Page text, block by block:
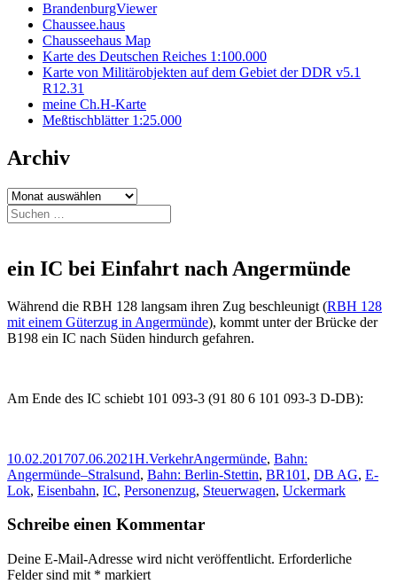
BrandenburgViewer
Chaussee.haus
Chausseehaus Map
Karte des Deutschen Reiches 1:100.000
Karte von Militärobjekten auf dem Gebiet der DDR v5.1
R12.31
meine Ch.H-Karte
Meßtischblätter 1:25.000
Archiv
Archiv
Suchen
nach:
ein IC bei Einfahrt nach Angermünde
Während die RBH 128 langsam ihren Zug beschleunigt (RBH 128
mit einem Güterzug in Angermünde), kommt unter der Brücke der
B198 ein IC nach Süden hindurch gefahren.
Am Ende des IC schiebt 101 093-3 (91 80 6 101 093-3 D-DB):
Veröffentlicht
am
10.02.201707.06.2021Autor
H.Kategorien
VerkehrSchlagwörter
Angermünde, Bahn:
Angermünde–Stralsund, Bahn: Berlin-Stettin, BR101 , DB AG, E-
Lok, Eisenbahn, IC, Personenzug, Steuerwagen, Uckermark
Schreibe einen Kommentar
Deine E-Mail-Adresse wird nicht veröffentlicht. Erforderliche
Felder sind mit * markiert